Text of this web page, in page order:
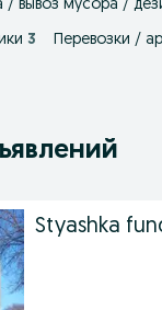
/ вывоз мусора /
3 Перевозки /
Styashka